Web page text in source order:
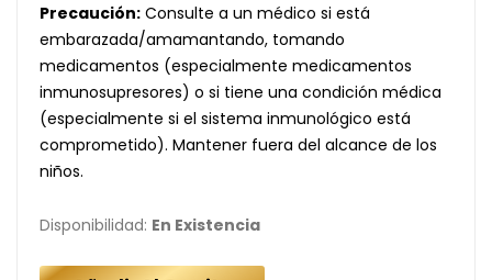
Precaución: Consulte a un médico si está
embarazada/amamantando, tomando
medicamentos (especialmente medicamentos
inmunosupresores) o si tiene una condición médica
(especialmente si el sistema inmunológico está
comprometido). Mantener fuera del alcance de los
niños.
Disponibilidad: En Existencia